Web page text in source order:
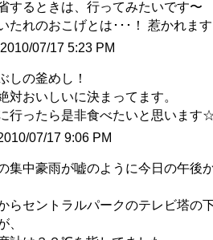
するときは、行ってみたいです〜
たれのおこげとは･･･！ 惹かれま
2010/07/17 5:23 PM
しの釜めし！
対おいしいに決まってます。
行ったら是非食べたいと思います
07/17 9:06 PM
集中豪雨が嘘のように今日の午後
らセントラルパークのテレビ塔の
、